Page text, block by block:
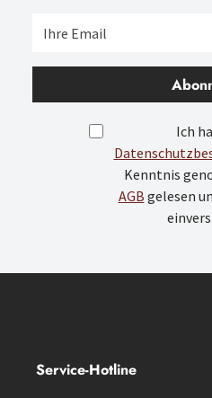
Ich
Kenntnis
AGB gelesen
Service-Hotline